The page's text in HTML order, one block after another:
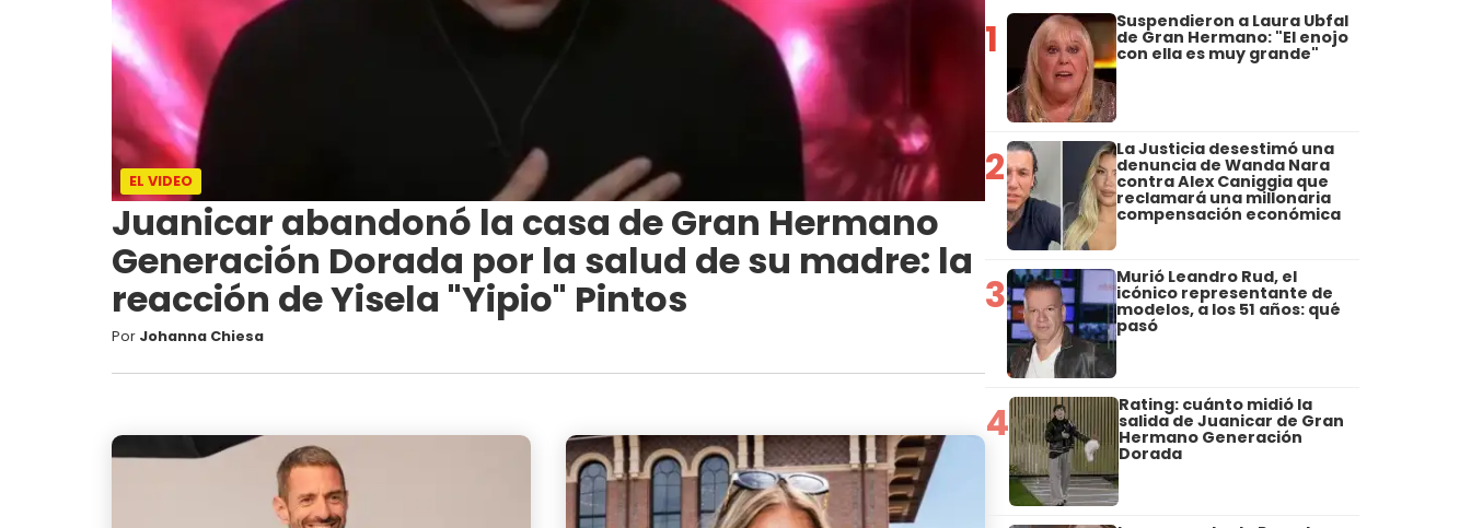
EL VIDEO
Juanicar abandonó la casa de Gran Hermano
Generación Dorada por la salud de su madre: la
reacción de Yisela "Yipio" Pintos
Por Johanna Chiesa
1 Suspendieron a Laura Ubfal
de Gran Hermano: "El enojo
con ella es muy grande"
2 La Justicia desestimó una
denuncia de Wanda Nara
contra Alex Caniggia que
reclamará una millonaria
compensación económica
3 Murió Leandro Rud, el
icónico representante de
modelos, a los 51 años: qué
pasó
4 Rating: cuánto midió la
salida de Juanicar de Gran
Hermano Generación
Dorada